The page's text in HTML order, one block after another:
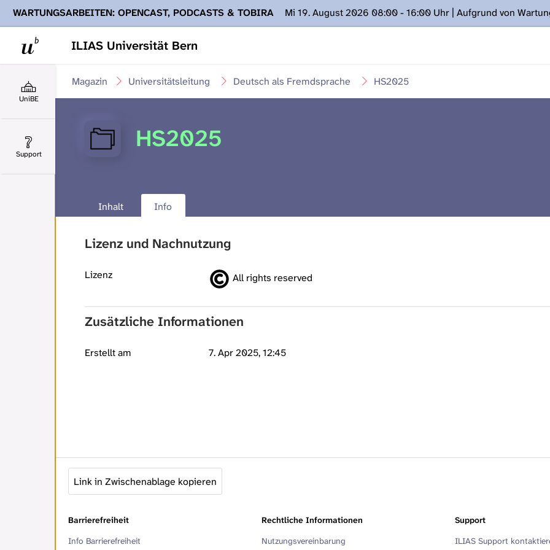
ILIAS Universität Bern
WARTUNGSARBEITEN: OPENCAST, PODCASTS & TOBIRA
Mi 19. August 2026 08:00 - 16:00 Uhr | Aufgrund von
Ihnen Podcasts, Opencast-Videos und Tobira nicht zur Verfügung stehen. Kontakt: www.podcast.unibe.ch
UniBE
Support
HS2025
Deutsch als Fremdsprache
Universitätsleitung
Magazin
HS2025
Inhalt Info
Lizenz und Nachnutzung
Lizenz All rights reserved
Zusätzliche Informationen
Erstellt am 7. Apr 2025, 12:45
Link in Zwischenablage kopieren
Barrierefreiheit
Info Barrierefreiheit
Rechtliche Informationen
Nutzungsvereinbarung
Support
ILIAS Support